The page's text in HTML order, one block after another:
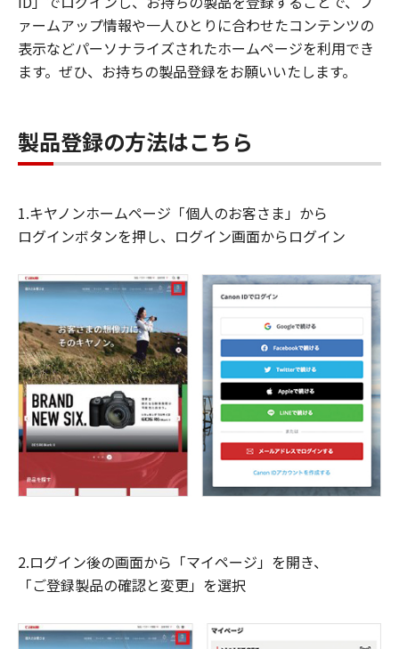
ァームアップ情報や一人ひとりに合わせたコンテンツの
表示などパーソナライズされたホームページを利用でき
ます。ぜひ、お持ちの製品登録をお願いいたします。
製品登録の方法はこちら
1.キヤノンホームページ「個人のお客さま」から
ログインボタンを押し、ログイン画面からログイン
2.ログイン後の画面から「マイページ」を開き、
「ご登録製品の確認と変更」を選択